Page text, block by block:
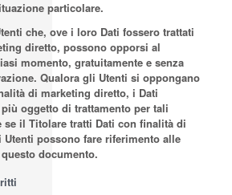
particolare.
che, ove i loro Dati fossero trattati
diretto, possono opporsi al
momento, gratuitamente e senza
Qualora gli Utenti si oppongano
di marketing diretto, i Dati
oggetto di trattamento per tali
il Titolare tratti Dati con finalità di
possono fare riferimento alle
documento.